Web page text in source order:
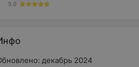
5.0
декабрь 2024